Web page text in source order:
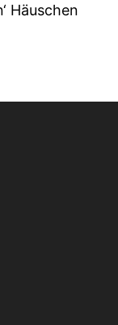
Häuschen